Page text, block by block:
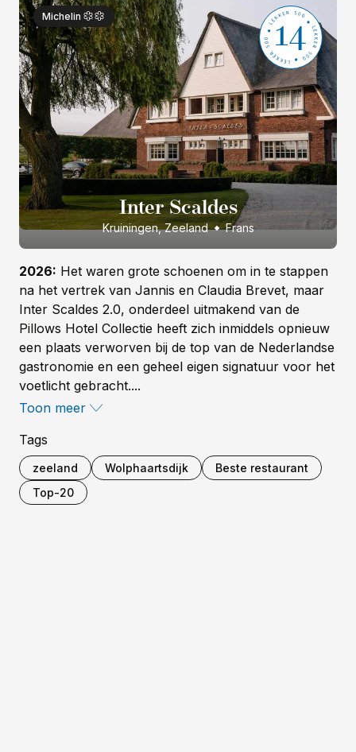
14
Michelin
Inter Scaldes
Kruiningen, Zeeland Frans
2026: Het waren grote schoenen om in te stappen
na het vertrek van Jannis en Claudia Brevet, maar
Inter Scaldes 2.0, onderdeel uitmakend van de
Pillows Hotel Collectie heeft zich inmiddels opnieuw
een plaats verworven bij de top van de Nederlandse
gastronomie en een geheel eigen signatuur voor het
voetlicht gebracht....
Toon meer
Tags
zeeland Wolphaartsdijk
Beste restaurant
Top-20